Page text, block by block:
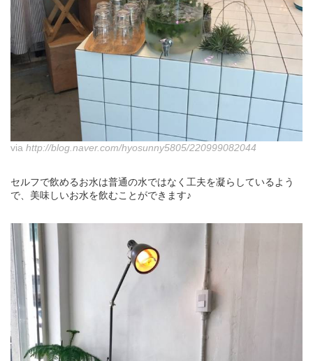
via http://blog.naver.com/hyosunny5805/220999082044
セルフで飲めるお水は普通の水ではなく工夫を凝らしているよう
で、美味しいお水を飲むことができます♪